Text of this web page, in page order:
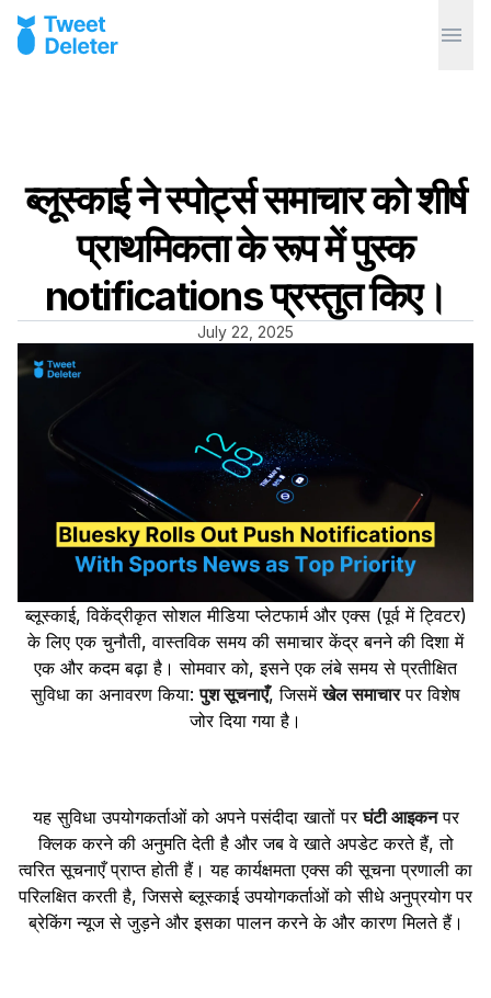
ब्लूस्काई ने स्पोर्ट्स समाचार को शीर्ष
प्राथमिकता के रूप में पुस्क
notifications प्रस्तुत किए।
July 22, 2025
ब्लूस्काई, विकेंद्रीकृत सोशल मीडिया प्लेटफार्म और एक्स (पूर्व में ट्विटर)
के लिए एक चुनौती, वास्तविक समय की समाचार केंद्र बनने की दिशा में
एक और कदम बढ़ा है। सोमवार को, इसने एक लंबे समय से प्रतीक्षित
सुविधा का अनावरण किया:पुश सूचनाएँ, जिसमेंखेल समाचारपर विशेष
जोर दिया गया है।
यह सुविधा उपयोगकर्ताओं को अपने पसंदीदा खातों परघंटी आइकनपर
क्लिक करने की अनुमति देती है और जब वे खाते अपडेट करते हैं, तो
त्वरित सूचनाएँ प्राप्त होती हैं। यह कार्यक्षमता एक्स की सूचना प्रणाली का
परिलक्षित करती है, जिससे ब्लूस्काई उपयोगकर्ताओं को सीधे अनुप्रयोग पर
ब्रेकिंग न्यूज से जुड़ने और इसका पालन करने के और कारण मिलते हैं।